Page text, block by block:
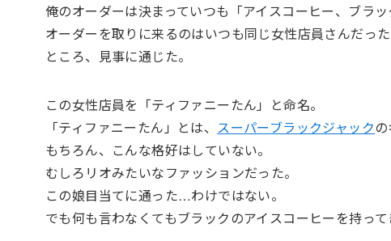
俺のオーダーは決まっていつも「アイスコーヒー、ブラッ
オーダーを取りに来るのはいつも同じ女性店員さんだっ
ところ、見事に通じた。
この女性店員を「ティファニーたん」と命名。
「ティファニーたん」とは、 スーパーブラックジャックの
もちろん、こんな格好はしていない。
むしろリオみたいなファッションだった。
この娘目当てに通った…わけではない。
でも何も言わなくてもブラックのアイスコーヒーを持っ